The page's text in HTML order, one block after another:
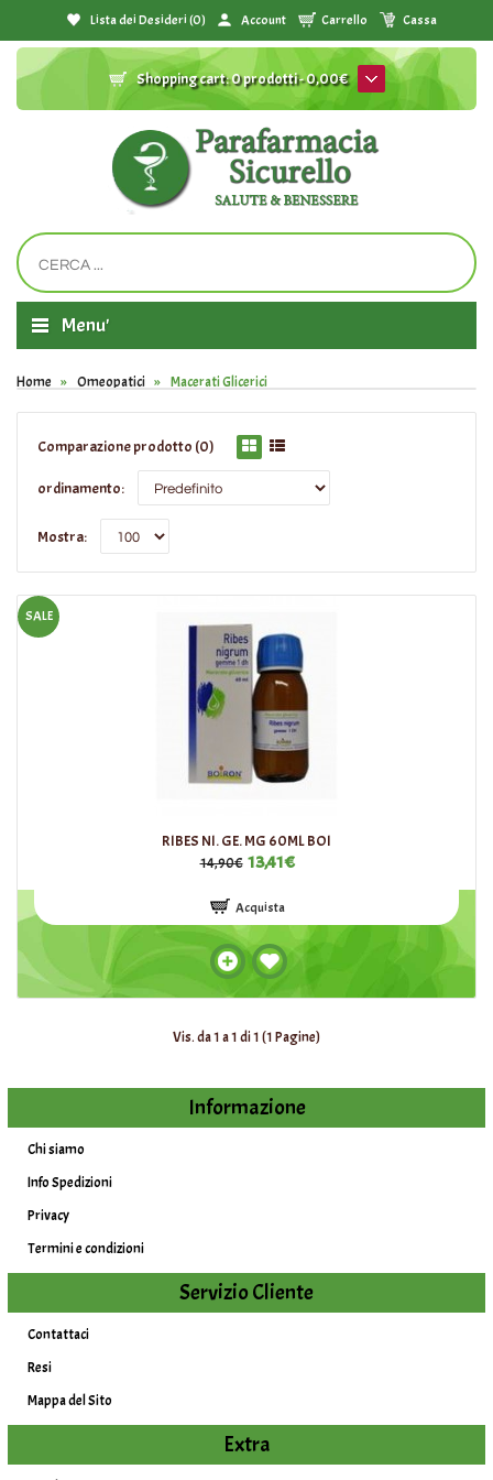
Lista dei Desideri (0) Account Carrello Cassa
Shopping cart:0 prodotti - 0,00€
Menu'
Home Omeopatici Macerati Glicerici
Comparazione prodotto (0)
ordinamento:
Mostra:
SALE
RIBES NI. GE. MG 60ML BOI
14,90€ 13,41€
Acquista
Vis. da 1 a 1 di 1 (1 Pagine)
Informazione
Chi siamo
Info Spedizioni
Privacy
Termini e condizioni
Servizio Cliente
Contattaci
Resi
Mappa del Sito
Extra